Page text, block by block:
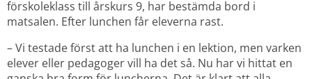
förskoleklass till årskurs 9, har bestämda bord i
matsalen. Efter lunchen får eleverna rast.
– Vi testade först att ha lunchen i en lektion, men varken
elever eller pedagoger vill ha det så. Nu har vi hittat en